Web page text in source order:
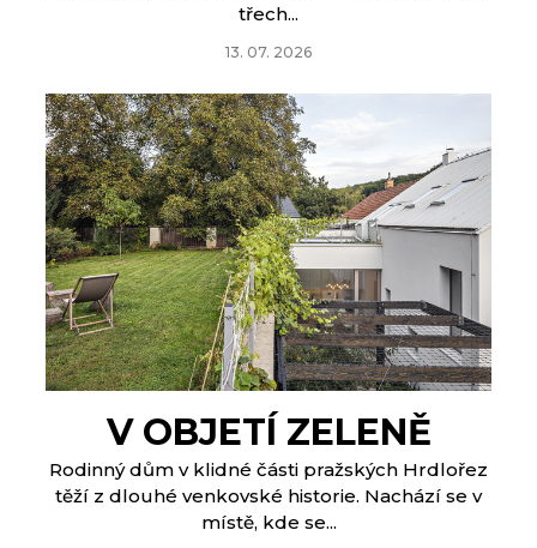
třech...
13. 07. 2026
V OBJETÍ ZELENĚ
Rodinný dům v klidné části pražských Hrdlořez
těží z dlouhé venkovské historie. Nachází se v
místě, kde se...